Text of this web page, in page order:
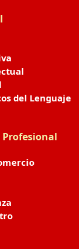
del Lenguaje
Profesional